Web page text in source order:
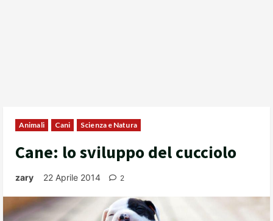
Animali Cani Scienza e Natura
Cane: lo sviluppo del cucciolo
zary 22 Aprile 2014 2